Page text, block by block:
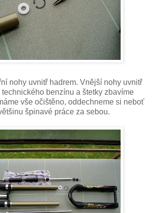
nohy uvnitř hadrem. Vnější nohy uvnitř
technického benzínu a štetky zbavíme
vše očištěno, oddechneme si neboť
špinavé práce za sebou.